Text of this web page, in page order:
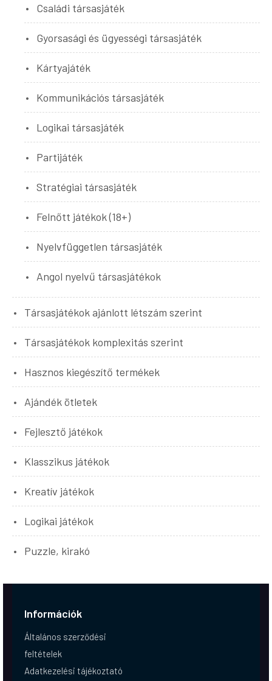
Családi társasjáték
Gyorsasági és ügyességi társasjáték
Kártyajáték
Kommunikációs társasjáték
Logikai társasjáték
Partijáték
Stratégiai társasjáték
Felnőtt játékok (18+)
Nyelvfüggetlen társasjáték
Angol nyelvű társasjátékok
Társasjátékok ajánlott létszám szerint
Társasjátékok komplexitás szerint
Hasznos kiegészítő termékek
Ajándék ötletek
Fejlesztő játékok
Klasszikus játékok
Kreatív játékok
Logikai játékok
Puzzle, kirakó
Információk
Általános szerződési
feltételek
Adatkezelési tájékoztató